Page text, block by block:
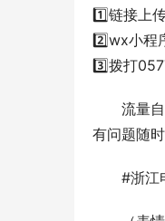
1️⃣链接上
2️⃣wx小程
3️⃣拨打
流量
有问题随
#浙江